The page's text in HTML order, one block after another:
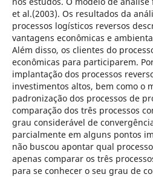
et al.(2003). Os resultados da
processos logísticos reversos
vantagens econômicas e
Além disso, os clientes do
econômicas para participarem.
implantação dos processos
investimentos altos, bem como o
padronização dos processos de
comparação dos três processos
grau considerável de
parcialmente em alguns pontos
não buscou apontar qual
apenas comparar os três
para se conhecer o seu grau de